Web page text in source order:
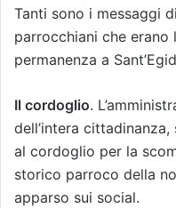
Tanti sono i messaggi
parrocchiani che
permanenza a
Il cordoglio.
dell’intera
al cordoglio per la
storico parroco della
apparso sui social.